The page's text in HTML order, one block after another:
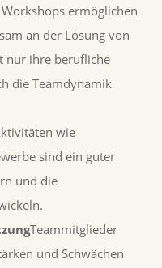
ermöglichen
an der Lösung von
nur ihre berufliche
die Teamdynamik
wie
sind ein guter
und die
Teammitglieder
und Schwächen